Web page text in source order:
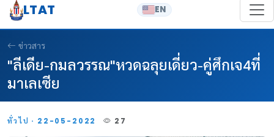
LTAT EN
ข่าวสาร
"ลีเดีย-กมลวรรณ"หวดฉลุยเดี่ยว-คู่ศึกเจ4ที่
มาเลเซีย
ทั่วไป · 22-05-2022 27